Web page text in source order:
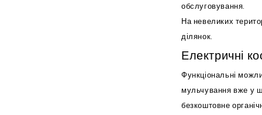
обслуговування.
На невеликих
ділянок.
Електричні
Функціональні
мульчування вже у
безкоштовне